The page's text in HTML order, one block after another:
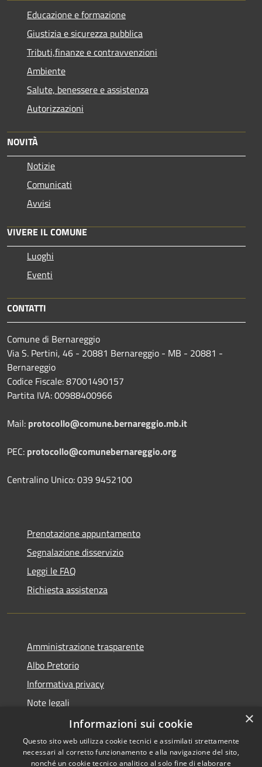
Educazione e formazione
Giustizia e sicurezza pubblica
Tributi,finanze e contravvenzioni
Ambiente
Salute, benessere e assistenza
Autorizzazioni
NOVITÀ
Notizie
Comunicati
Avvisi
VIVERE IL COMUNE
Luoghi
Eventi
CONTATTI
Comune di Bernareggio
Via S. Pertini, 46 - 20881 Bernareggio - MB - 20881 -
Bernareggio
Codice Fiscale: 87001490157
Partita IVA: 00988400966
Mail: protocollo@comune.bernareggio.mb.it
PEC: protocollo@comunebernareggio.org
Centralino Unico: 039 9452100
Prenotazione appuntamento
Segnalazione disservizio
Leggi le FAQ
Richiesta assistenza
Amministrazione trasparente
Albo Pretorio
Informativa privacy
Note legali
Dichiarazione di accessibilità
×
Informazioni sui cookie
Questo sito web utilizza cookie tecnici e assimilati strettamente
necessari al corretto funzionamento e alla navigazione del sito,
nonché un cookie tecnico analitico al solo fine di elaborare